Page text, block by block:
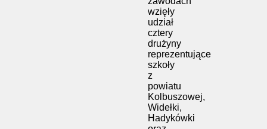
wzięły
udział
cztery
drużyny
reprezentujące
szkoły
z
powiatu
Kolbuszowej,
Widełki,
Hadykówki